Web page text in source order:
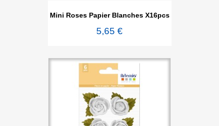
Mini Roses Papier Blanches X16pcs
5,65 €